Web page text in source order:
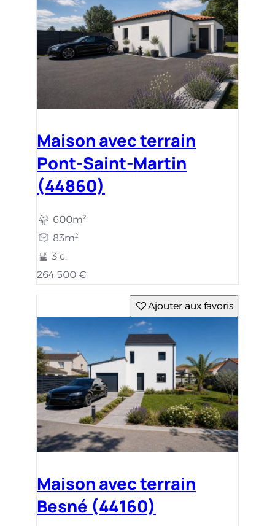
Maison avec terrain
Pont-Saint-Martin
(44860)
600m²
83m²
3 c.
264 500 €
Ajouter aux favoris
Maison avec terrain
Besné (44160)